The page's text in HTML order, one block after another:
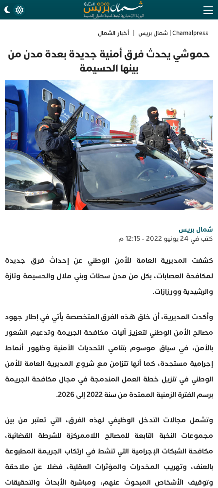
Chamalpress | شمال بريس أخبار الشمال
حموشي يحدث فرق أمنية جديدة بعدة مدن من
بينها الحسيمة
شمال بريس
كتب في 24 يونيو 2022 - 12:15 م
كشفت المديرية العامة للأمن الوطني عن ‏إحداث فرق جديدة
لمكافحة العصابات، بكل من مدن سطات وبني ملال والحسيمة وتازة
والرشيدية وورزازات.
وأكدت المديرية، أن خلق هذه الفرق المتخصصة يأتي في إطار جهود
مصالح الأمن الوطني لتعزيز آليات مكافحة الجريمة وتدعيم الشعور
بالأمن، في سياق موسوم بتنامي التحديات الأمنية وظهور أنماط
إجرامية مستجدة، كما أنها تتزامن مع شروع المديرية العامة للأمن
الوطني في تنزيل خطة العمل المندمجة في مجال مكافحة الجريمة
برسم الفترة الزمنية الممتدة من سنة 2022 إلى 2026.
وتشمل مجالات التدخل الوظيفي لهذه الفرق، التي تعتبر من بين
مجموعات النخبة التابعة للمصالح اللاممركزة للشرطة القضائية،
مكافحة الشبكات الإجرامية التي تنشط في ارتكاب الجريمة المطبوعة
بالعنف، وتهريب المخدرات والمؤثرات العقلية، فضلا عن ملاحقة
وتوقيف الأشخاص المبحوث عنهم، ومباشرة الأبحاث والتحقيقات